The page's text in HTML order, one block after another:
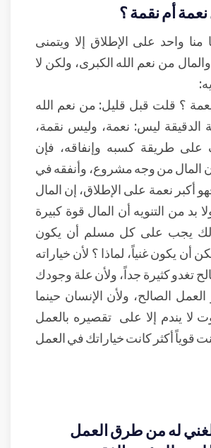
أم نقمة ؟
منا واحد على الإطلاق إلا ويتمنى
من نعم الله الكبرى، ولكن لا
؟ قلت قبل قليل: من نعم الله
الدقيقة ليس: نعمة، وليس نقمة،
على طريقة كسبه وإنفاقه، فإن
المال من وجه مشروع، وأنفقه في
أكبر نعمة على الإطلاق، إن المال
بد من التنويه أن المال قوة كبيرة
يجب على كل مسلم أن يكون
أن يكون غنياً، لماذا ؟ لأن خياراته
تغدو كثيرة جداً، ولأن علة وجودك
الصالح، ولأن الإنسان حينما
لا يندم إلا على تقصيره بالعمل
قوياً أكثر كانت خياراتك في العمل
له من طرق العمل